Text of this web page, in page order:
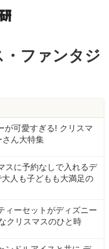
ファンタジ
が可愛すぎる! クリスマ
さん大特集
スに予約なしで入れるデ
人も子どもも大満足の
ィーセットがディズニー
クリスマスのひと時